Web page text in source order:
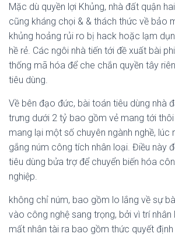
Mặc dù quyền lợi Khủng, nhà đất quận
cũng kháng chọi & & thách thức về bảo
khủng hoảng rủi ro bị hack hoặc lạm
hề rẻ. Các ngôi nhà tiến tới đề xuất bài
thống mã hóa để che chắn quyền tây
tiêu dùng.
Về bên đạo đức, bài toán tiêu dùng nhà
trưng dưới 2 tỷ bao gồm vẻ mang tới
mang lại một số chuyên ngành nghề, lúc
gắng núm công tích nhân loại. Điều này
tiêu dùng bửa trợ để chuyển biến hóa
nghiệp.
không chỉ núm, bao gồm lo lắng về sự
vào công nghệ sang trọng, bởi vì trí
mất nhân tài ra bao gồm thức quyết định